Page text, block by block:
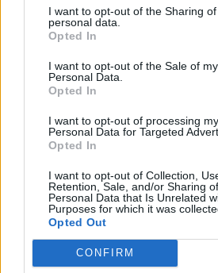
I want to opt-out of the Sharing
personal data.
Opted In
I want to opt-out of the Sale of my
Personal Data.
Opted In
I want to opt-out of processing my
Personal Data for Targeted
Opted In
I want to opt-out of Collection,
Retention, Sale, and/or Sharing
Personal Data that Is Unrelated
Purposes for which it was
Opted Out
CONFIRM
Recherche par
toutes les lettres
puzzle:
Sélectionnez
Puzzle introuvable.
Choisissez votre niveau: